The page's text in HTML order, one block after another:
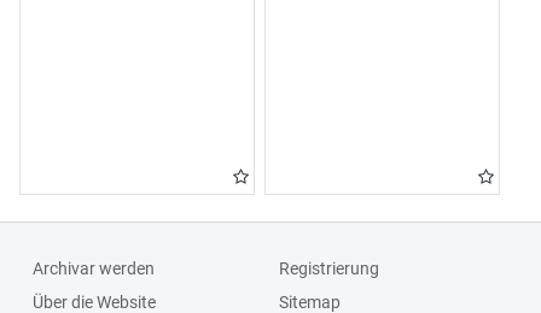
Archivar werden
Über die Website
Registrierung
Sitemap